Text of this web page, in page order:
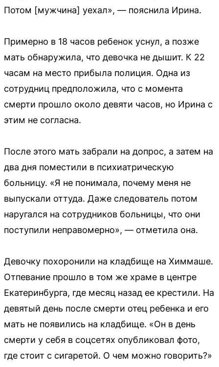
Потом [мужчина] уехал», — пояснила Ирина.
Примерно в 18 часов ребенок уснул, а позже
мать обнаружила, что девочка не дышит. К 22
часам на место прибыла полиция. Одна из
сотрудниц предположила, что с момента
смерти прошло около девяти часов, но Ирина с
этим не согласна.
После этого мать забрали на допрос, а затем на
два дня поместили в психиатрическую
больницу. «Я не понимала, почему меня не
выпускали оттуда. Даже следователь потом
наругался на сотрудников больницы, что они
поступили неправомерно», — отметила она.
Девочку похоронили на кладбище на Химмаше.
Отпевание прошло в том же храме в центре
Екатеринбурга, где месяц назад ее крестили. На
девятый день после смерти отец ребенка и его
мать не появились на кладбище. «Он в день
смерти у себя в соцсетях опубликовал фото,
где стоит с сигаретой. О чем можно говорить?»